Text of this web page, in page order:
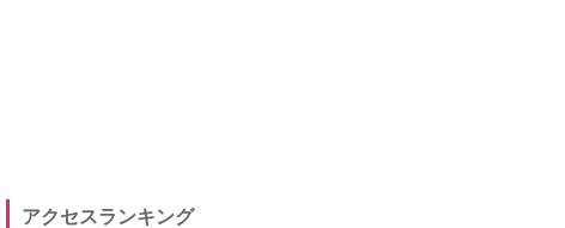
アクセスランキング